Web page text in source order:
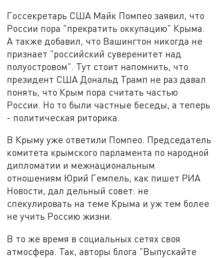
Госсекретарь США Майк Помпео заявил, что
России пора "прекратить оккупацию" Крыма.
А также добавил, что Вашингтон никогда не
признает "российский суверенитет над
полуостровом". Тут стоит напомнить, что
президент США Дональд Трамп не раз давал
понять, что Крым пора считать частью
России. Но то были частные беседы, а теперь
- политическая риторика.
В Крыму уже ответили Помпео. Председатель
комитета крымского парламента по народной
дипломатии и межнациональным
отношениям Юрий Гемпель, как пишет РИА
Новости, дал дельный совет: не
спекулировать на теме Крыма и уж тем более
не учить Россию жизни.
В то же время в социальных сетях своя
атмосфера. Так, авторы блога "Выпускайте